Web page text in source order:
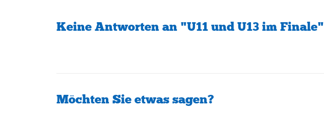
Keine Antworten an "U11 und U13 im Finale"
Möchten Sie etwas sagen?